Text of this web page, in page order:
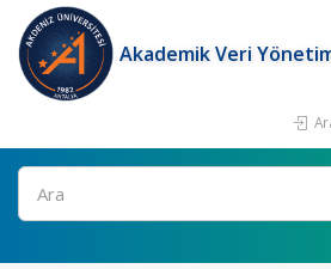
Akademik Veri
Ara